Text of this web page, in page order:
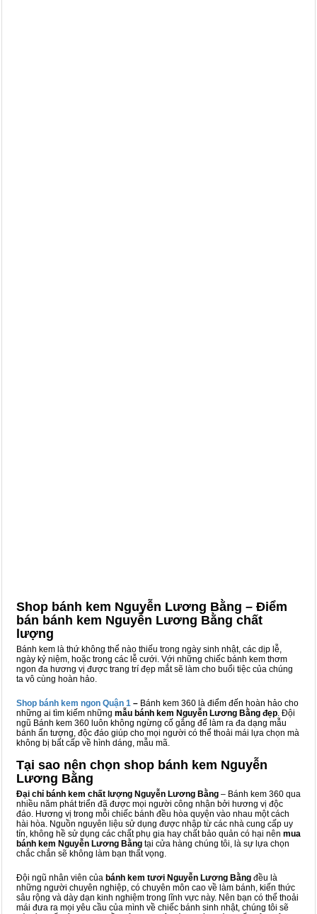
Shop bánh kem Nguyễn Lương Bằng – Điểm
bán bánh kem Nguyễn Lương Bằng chất
lượng
Bánh kem là thứ không thể nào thiếu trong ngày sinh nhật, các dịp lễ,
ngày kỷ niệm, hoặc trong các lễ cưới. Với những chiếc bánh kem thơm
ngon đa hương vị được trang trí đẹp mắt sẽ làm cho buổi tiệc của chúng
ta vô cùng hoàn hảo.
Shop bánh kem ngon Quận 1 – Bánh kem 360 là điểm đến hoàn hảo cho
những ai tìm kiếm những mẫu bánh kem Nguyễn Lương Bằng đẹp. Đội
ngũ Bánh kem 360 luôn không ngừng cố gắng để làm ra đa dạng mẫu
bánh ấn tượng, độc đáo giúp cho mọi người có thể thoải mái lựa chọn mà
không bị bất cấp về hình dáng, mẫu mã.
Tại sao nên chọn shop bánh kem Nguyễn
Lương Bằng
Đại chỉ bánh kem chất lượng Nguyễn Lương Bằng – Bánh kem 360 qua
nhiều năm phát triển đã được mọi người công nhận bởi hương vị độc
đáo. Hương vị trong mỗi chiếc bánh đều hòa quyện vào nhau một cách
hài hòa. Nguồn nguyên liệu sử dụng được nhập từ các nhà cung cấp uy
tín, không hề sử dụng các chất phụ gia hay chất bảo quản có hại nên mua
bánh kem Nguyễn Lương Bằng tại cửa hàng chúng tôi, là sự lựa chọn
chắc chắn sẽ không làm bạn thất vọng.
Đội ngũ nhân viên của bánh kem tươi Nguyễn Lương Bằng đều là
những người chuyên nghiệp, có chuyên môn cao về làm bánh, kiến thức
sâu rộng và dày dạn kinh nghiệm trong lĩnh vực này. Nên bạn có thể thoải
mái đưa ra mọi yêu cầu của mình về chiếc bánh sinh nhật, chúng tôi sẽ